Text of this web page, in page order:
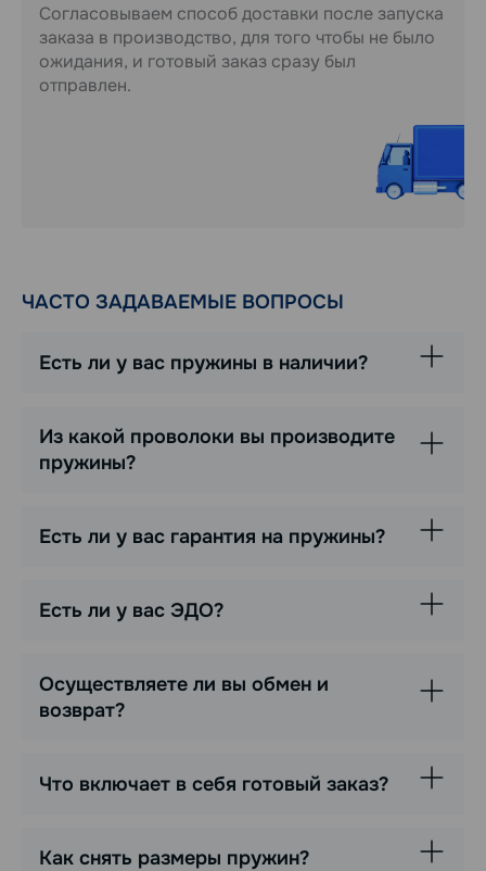
Согласовываем способ доставки после запуска
заказа в производство, для того чтобы не было
ожидания, и готовый заказ сразу был
отправлен.
ЧАСТО ЗАДАВАЕМЫЕ ВОПРОСЫ
Есть ли у вас пружины в наличии?
Из какой проволоки вы производите
пружины?
Есть ли у вас гарантия на пружины?
Есть ли у вас ЭДО?
Осуществляете ли вы обмен и
возврат?
Что включает в себя готовый заказ?
Как снять размеры пружин?